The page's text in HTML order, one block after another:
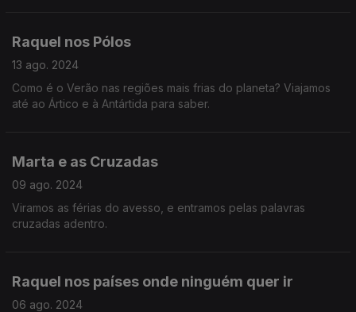
Raquel nos Pólos
13 ago. 2024
Como é o Verão nas regiões mais frias do planeta? Viajamos
até ao Ártico e à Antártida para saber.
Marta e as Cruzadas
09 ago. 2024
Viramos as férias do avesso, e entramos pelas palavras
cruzadas adentro.
Raquel nos países onde ninguém quer ir
06 ago. 2024